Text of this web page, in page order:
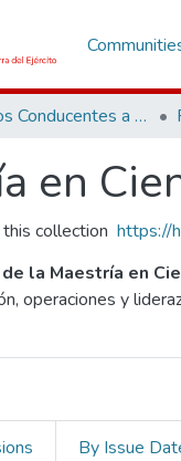
1. Trabajos Conducentes a Grados y Títulos
en
collection https://
la Maestría en
operaciones y
By Issue